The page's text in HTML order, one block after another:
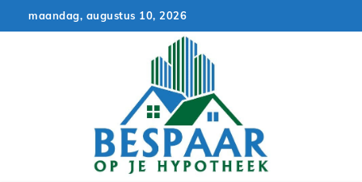
to
maandag, augustus 10, 2026